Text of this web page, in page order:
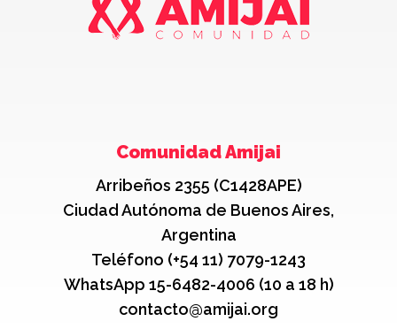
Comunidad Amijai
Arribeños 2355 (C1428APE)
Ciudad Autónoma de Buenos Aires,
Argentina
Teléfono (+54 11) 7079-1243
WhatsApp 15-6482-4006 (10 a 18 h)
contacto@amijai.org